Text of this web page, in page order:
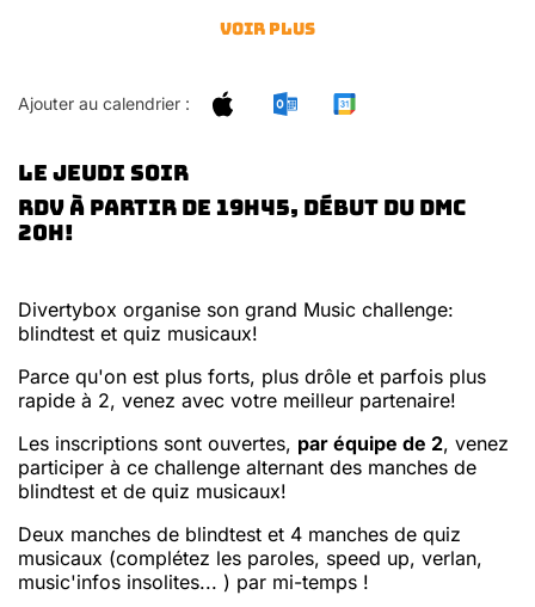
Voir plus
Ajouter au calendrier :
le JEUDI soir
rdv à partir de 19h45, début du DMC
20h!
Divertybox organise son grand Music challenge:
blindtest et quiz musicaux!
Parce qu'on est plus forts, plus drôle et parfois plus
rapide à 2, venez avec votre meilleur partenaire!
Les inscriptions sont ouvertes, par équipe de 2, venez
participer à ce challenge alternant des manches de
blindtest et de quiz musicaux!
Deux manches de blindtest et 4 manches de quiz
musicaux (complétez les paroles, speed up, verlan,
music'infos insolites... ) par mi-temps !